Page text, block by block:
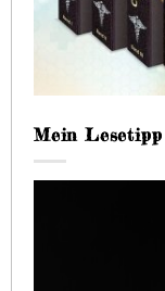
Mein Lesetipp